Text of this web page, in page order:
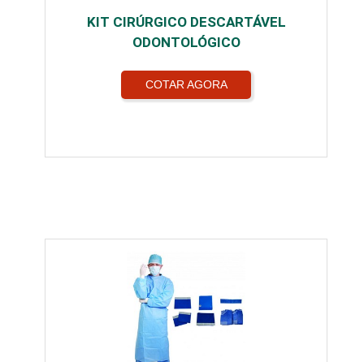
KIT CIRÚRGICO DESCARTÁVEL
ODONTOLÓGICO
COTAR AGORA